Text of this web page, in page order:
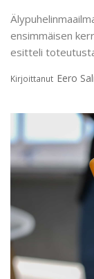
ensimmäisen
esitteli
Kirjoittanut Eero